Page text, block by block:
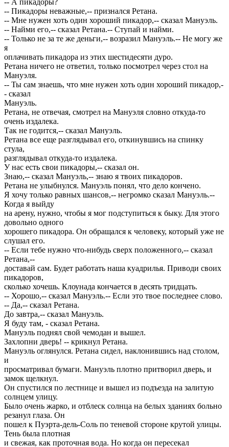
-- Пикадоры неважные,-- признался Ретана.
-- Мне нужен хоть один хороший пикадор,-- сказал Мануэль.
-- Найми его,-- сказал Ретана.-- Ступай и найми.
-- Только не за те же деньги,-- возразил Мануэль.-- Не могу же
я
оплачивать пикадора из этих шестидесяти дуро.
Ретана ничего не ответил, только посмотрел через стол на
Мануэля.
-- Ты сам знаешь, что мне нужен хоть один хороший пикадор,-
- сказал
Мануэль.
Ретана, не отвечая, смотрел на Мануэля словно откуда-то
очень издалека.
Так не годится,-- сказал Мануэль.
Ретана все еще разглядывал его, откинувшись на спинку
стула,
разглядывал откуда-то издалека.
У нас есть свои пикадоры,-- сказал он.
Знаю,-- сказал Мануэль,-- знаю я твоих пикадоров.
Ретана не улыбнулся. Мануэль понял, что дело кончено.
Я хочу только равных шансов,-- негромко сказал Мануэль.--
Когда я выйду
на арену, нужно, чтобы я мог подступиться к быку. Для этого
довольно одного
хорошего пикадора. Он обращался к человеку, который уже не
слушал его.
-- Если тебе нужно что-нибудь сверх положенного,-- сказал
Ретана,--
доставай сам. Будет работать наша куадрилья. Приводи своих
пикадоров,
сколько хочешь. Клоунада кончается в десять тридцать.
-- Хорошо,-- сказал Мануэль.-- Если это твое последнее слово.
-- Да,-- сказал Ретана.
До завтра,-- сказал Мануэль.
Я буду там, - сказал Ретана.
Мануэль поднял свой чемодан и вышел.
Захлопни дверь! -- крикнул Ретана.
Мануэль оглянулся. Ретана сидел, наклонившись над столом,
и
просматривал бумаги. Мануэль плотно притворил дверь, и
замок щелкнул.
Он спустился по лестнице и вышел из подъезда на залитую
солнцем улицу.
Было очень жарко, и отблеск солнца на белых зданиях больно
резанул глаза. Он
пошел к Пуэрта-дель-Соль по теневой стороне крутой улицы.
Тень была плотная
и свежая, как проточная вода. Но когда он пересекал